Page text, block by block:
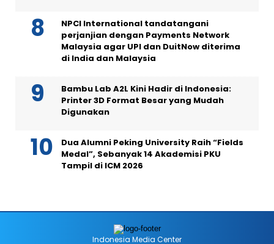
NPCI International tandatangani
perjanjian dengan Payments Network
Malaysia agar UPI dan DuitNow diterima
di India dan Malaysia
Bambu Lab A2L Kini Hadir di Indonesia:
Printer 3D Format Besar yang Mudah
Digunakan
Dua Alumni Peking University Raih “Fields
Medal”, Sebanyak 14 Akademisi PKU
Tampil di ICM 2026
Indonesia Media Center